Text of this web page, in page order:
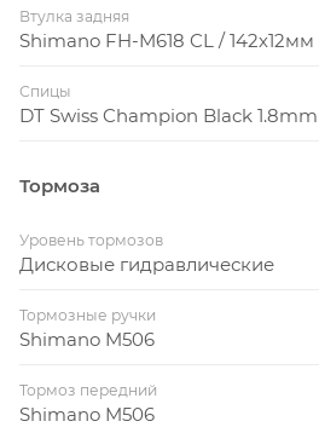
Втулка задняя
Shimano FH-M618 CL / 142х12мм
Спицы
DT Swiss Champion Black 1.8mm
Тормоза
Уровень тормозов
Дисковые гидравлические
Тормозные ручки
Shimano M506
Тормоз передний
Shimano M506